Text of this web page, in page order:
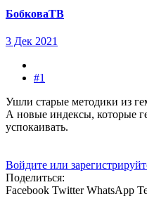
БобковаТВ
3 Дек 2021
#1
Ушли старые методики из
А новые индексы, которые
успокаивать.
Войдите или
Поделиться:
Facebook Twitter WhatsApp